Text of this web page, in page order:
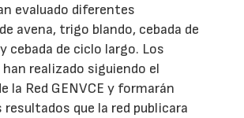
evaluado diferentes
avena, trigo blando, cebada de
cebada de ciclo largo. Los
realizado siguiendo el
la Red GENVCE y formarán
resultados que la red publicara